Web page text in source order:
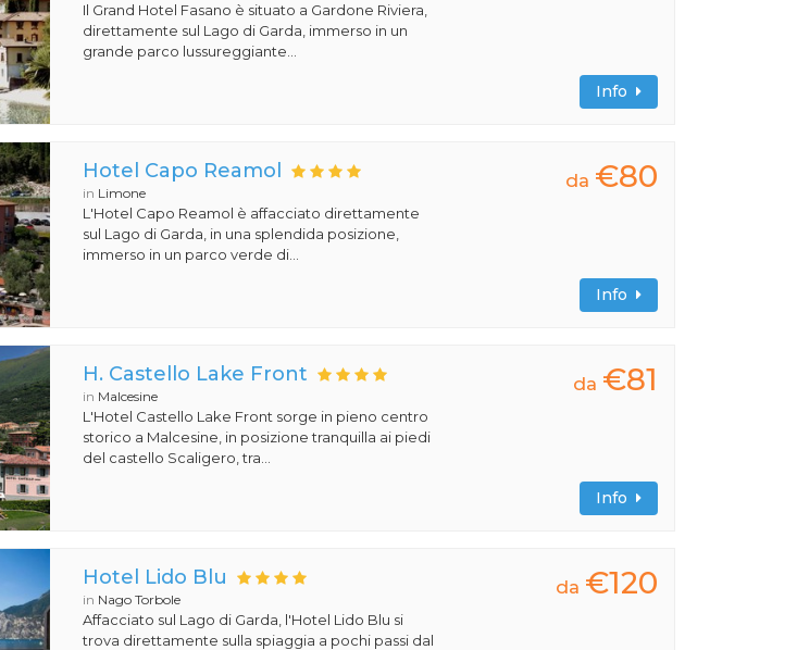
Il Grand Hotel Fasano è situato a Gardone Riviera,
direttamente sul Lago di Garda, immerso in un
grande parco lussureggiante...
Info
Hotel Capo Reamol
in Limone
L'Hotel Capo Reamol è affacciato direttamente
sul Lago di Garda, in una splendida posizione,
immerso in un parco verde di...
da €80
Info
H. Castello Lake Front
in Malcesine
L'Hotel Castello Lake Front sorge in pieno centro
storico a Malcesine, in posizione tranquilla ai piedi
del castello Scaligero, tra...
da €81
Info
Hotel Lido Blu
in Nago Torbole
Affacciato sul Lago di Garda, l'Hotel Lido Blu si
trova direttamente sulla spiaggia a pochi passi dal
da €120